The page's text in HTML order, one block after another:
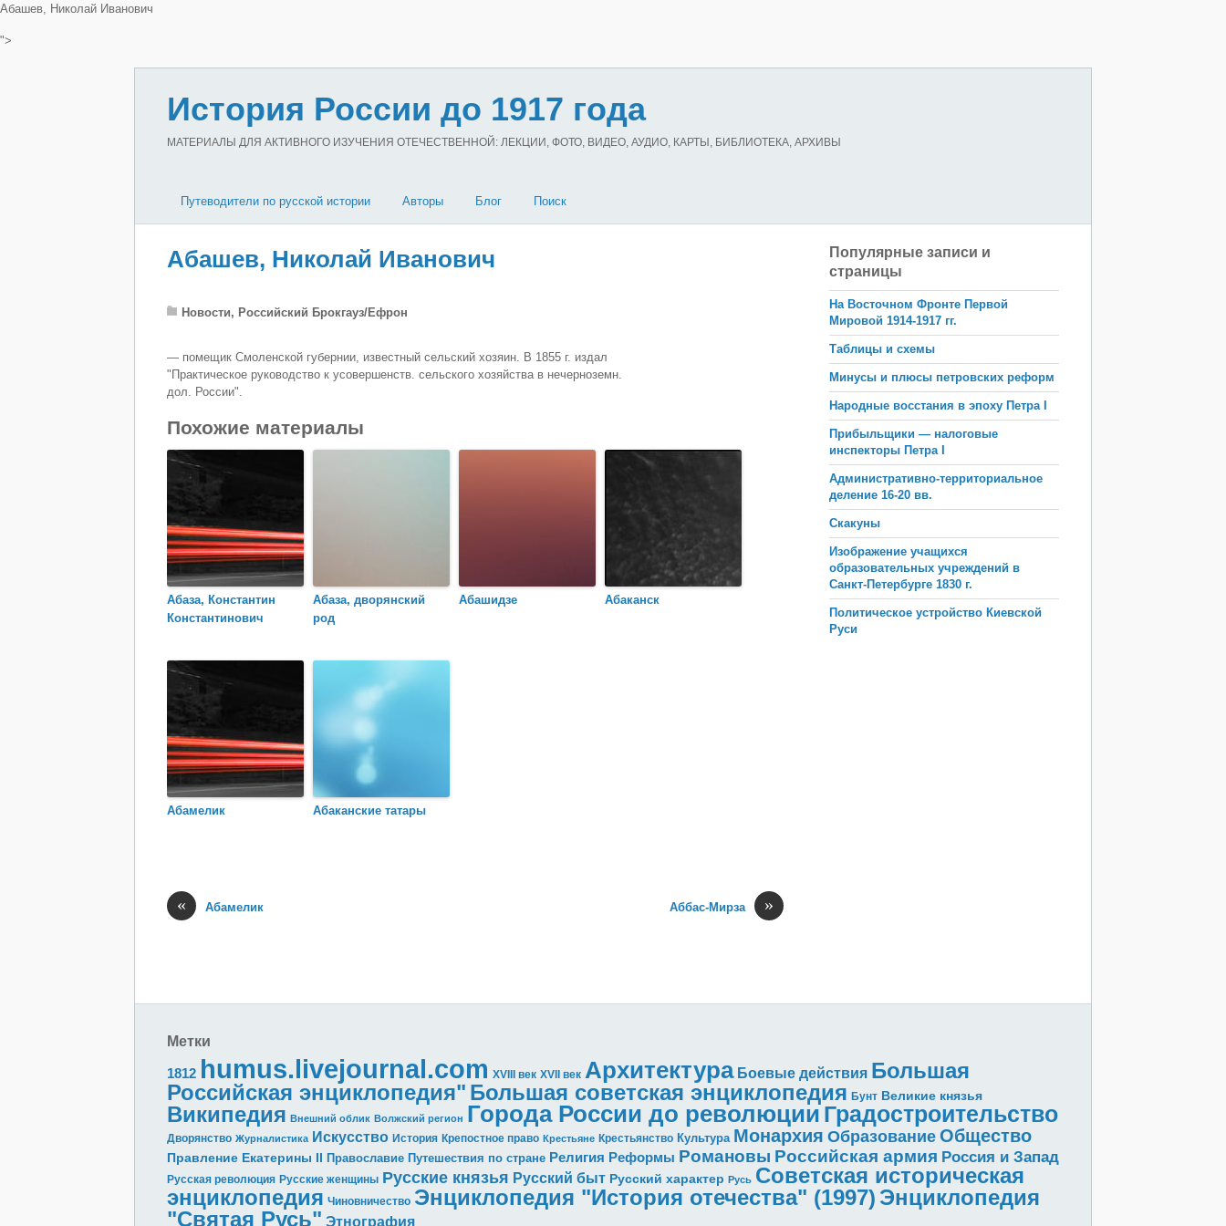
Абашев, Николай Иванович
">
История России до 1917 года
МАТЕРИАЛЫ ДЛЯ АКТИВНОГО ИЗУЧЕНИЯ ОТЕЧЕСТВЕННОЙ: ЛЕКЦИИ, ФОТО, ВИДЕО, АУДИО, КАРТЫ, БИБЛИОТЕКА, АРХИВЫ
Путеводители по русской истории Авторы Блог Поиск
Абашев, Николай Иванович
Новости, Российский Брокгауз/Ефрон
— помещик Смоленской губернии, известный сельский хозяин. В 1855 г. издал
"Практическое руководство к усовершенств. сельского хозяйства в нечерноземн.
дол. России".
Похожие материалы
Абаза, Константин
Константинович
Абаза, дворянский
род
Абашидзе Абаканск
Абамелик Абаканские татары
« Абамелик »
Аббас-Мирза
Популярные записи и
страницы
На Восточном Фронте Первой
Мировой 1914-1917 гг.
Таблицы и схемы
Минусы и плюсы петровских реформ
Народные восстания в эпоху Петра I
Прибыльщики — налоговые
инспекторы Петра I
Административно-территориальное
деление 16-20 вв.
Скакуны
Изображение учащихся
образовательных учреждений в
Санкт-Петербурге 1830 г.
Политическое устройство Киевской
Руси
Метки
1812 humus.livejournal.com XVIII век XVII век Архитектура Боевые действия Большая
Российская энциклопедия" Большая советская энциклопедия Бунт Великие князья
Википедия Внешний облик Волжский регион Города России до революции Градостроительство
Дворянство Журналистика Искусство История Крепостное право Крестьяне Крестьянство Культура Монархия Образование Общество
Правление Екатерины II Православие Путешествия по стране Религия Реформы Романовы Российская армия Россия и Запад
Русская революция Русские женщины Русские князья Русский быт Русский характер Русь Советская историческая
энциклопедия Чиновничество Энциклопедия "История отечества" (1997) Энциклопедия
"Святая Русь" Этнография